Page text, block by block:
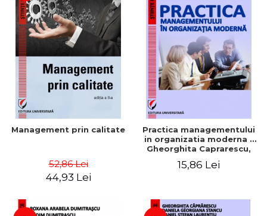
Management prin calitate
52,86 Lei
44,93 Lei
Practica managementului
in organizatia moderna -
Gheorghita Caprarescu,
Georgiana Aron
15,86 Lei